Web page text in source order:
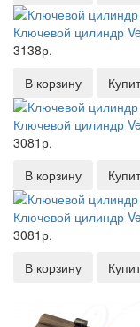
Ключевой цилиндр
3138р.
В корзину
Ключевой цилиндр
3081р.
В корзину
Ключевой цилиндр
3081р.
В корзину